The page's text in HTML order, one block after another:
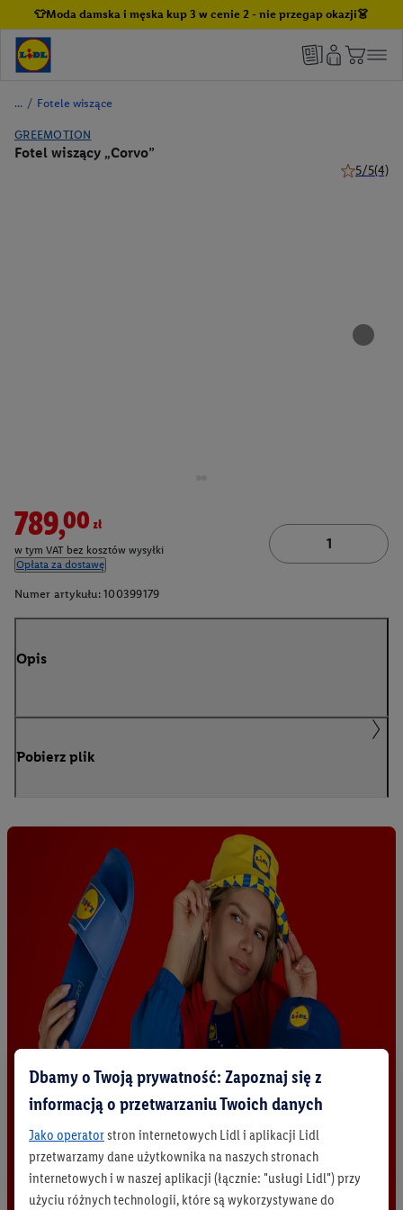
👕Moda damska i męska kup 3 w cenie 2 - nie przegap okazji👗
/ Fotele wiszące
GREEMOTION
Fotel wiszący „Corvo”
5/5(4)
789,00zł
w tym VAT bez kosztów wysyłki
Opłata za dostawę
Numer artykułu: 100399179
Opis
Pobierz plik
Dbamy o Twoją prywatność: Zapoznaj się z
informacją o przetwarzaniu Twoich danych
Jako operatorstron internetowych Lidl i aplikacji Lidl
przetwarzamy dane użytkownika na naszych stronach
internetowych i w naszej aplikacji (łącznie: "usługi Lidl") przy
użyciu różnych technologii, które są wykorzystywane do